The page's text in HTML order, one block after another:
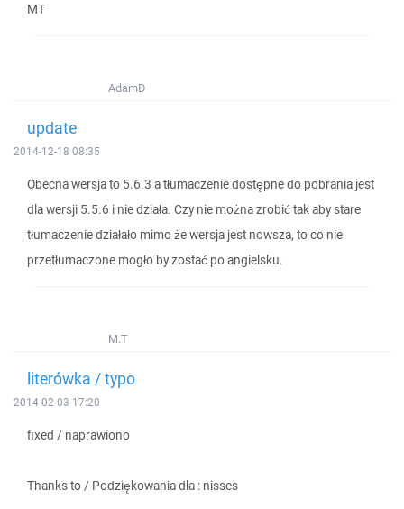
MT
AdamD
update
2014-12-18 08:35
Obecna wersja to 5.6.3 a tłumaczenie dostępne do pobrania jest
dla wersji 5.5.6 i nie działa. Czy nie można zrobić tak aby stare
tłumaczenie działało mimo że wersja jest nowsza, to co nie
przetłumaczone mogło by zostać po angielsku.
M.T
literówka / typo
2014-02-03 17:20
fixed / naprawiono
Thanks to / Podziękowania dla : nisses